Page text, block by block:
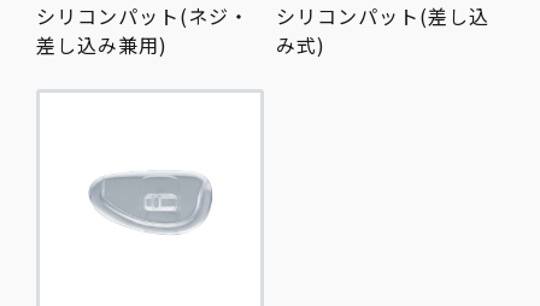
シリコンパット(ネジ・
差し込み兼用)
シリコンパット(差し込
み式)